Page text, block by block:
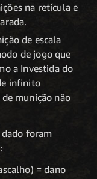
na retícula e
de escala
de jogo que
a Investida do
infinito
munição não
dado foram
= dano